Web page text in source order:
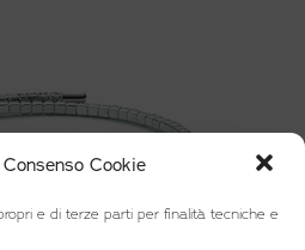
Cookie
e di terze parti per finalità tecniche e